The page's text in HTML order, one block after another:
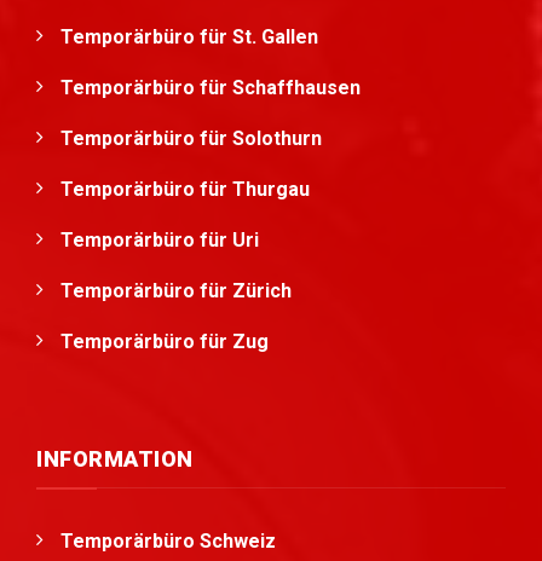
Temporärbüro für St. Gallen
Temporärbüro für Schaffhausen
Temporärbüro für Solothurn
Temporärbüro für Thurgau
Temporärbüro für Uri
Temporärbüro für Zürich
Temporärbüro für Zug
INFORMATION
Temporärbüro Schweiz